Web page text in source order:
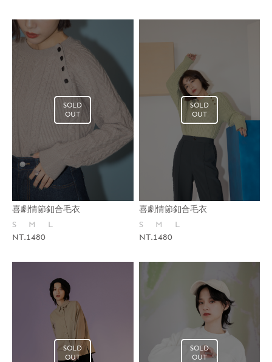
SOLD
OUT
喜劇情節釦合毛衣
S
M
L
NT.1480
SOLD
OUT
喜劇情節釦合毛衣
S
M
L
NT.1480
SOLD
OUT
SOLD
OUT